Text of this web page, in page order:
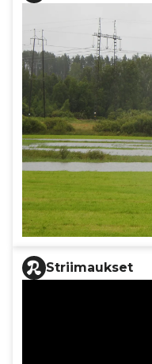
Striimaukset